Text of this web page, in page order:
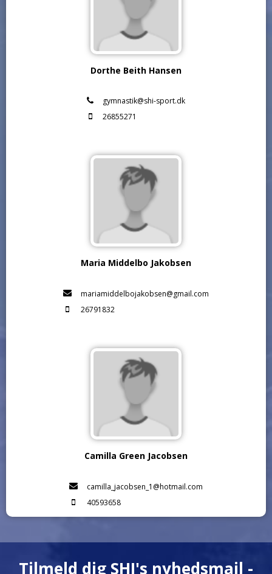
Dorthe Beith Hansen
gymnastik@shi-sport.dk
26855271
Maria Middelbo Jakobsen
mariamiddelbojakobsen@gmail.com
26791832
Camilla Green Jacobsen
camilla_jacobsen_1@hotmail.com
40593658
Tilmeld dig SHI's nyhedsmail -